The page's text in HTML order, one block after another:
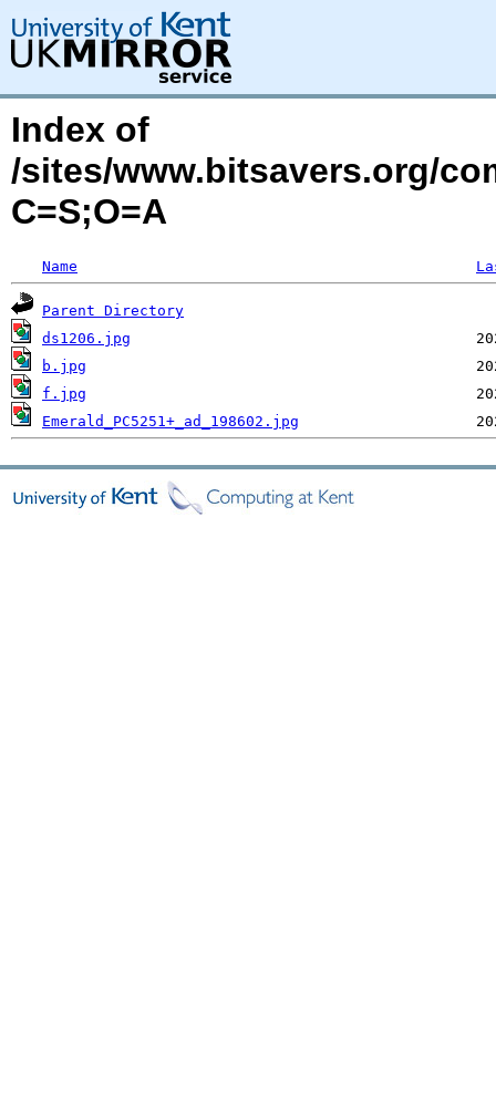
Index of
/sites/www.bitsavers.org/
C=S;O=A
Name
Parent Directory
ds1206.jpg
b.jpg
f.jpg
Emerald_PC5251+_ad_198602.jpg